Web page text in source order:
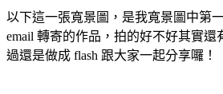
以下這一張寬景圖，是我寬景圖中第
email 轉寄的作品，拍的好不好其實
過還是做成 flash 跟大家一起分享囉！